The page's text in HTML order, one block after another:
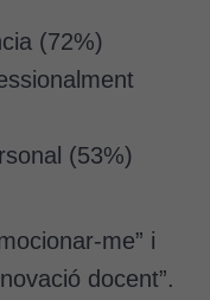
(72%)
(53%)
me” i
docent”.